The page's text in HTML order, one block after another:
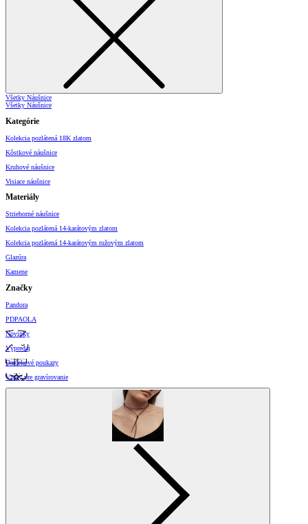
Všetky Náušnice
Všetky Náušnice
Kategórie
Kolekcia pozlátená 18K zlatom
Kôstkové náušnice
Kruhové náušnice
Visiace náušnice
Materiály
Strieborné náušnice
Kolekcia pozlátená 14-karátovým zlatom
Kolekcia pozlátená 14-karátovým ružovým zlatom
Glazúra
Kamene
Značky
Pandora
PDPAOLA
Novinky
Výpredaj
Darčekové poukazy
Vzory pre gravírovanie